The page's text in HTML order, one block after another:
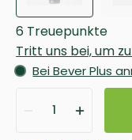
6 Treuepunkte
Tritt uns bei, um
Bei Bever Plus
1